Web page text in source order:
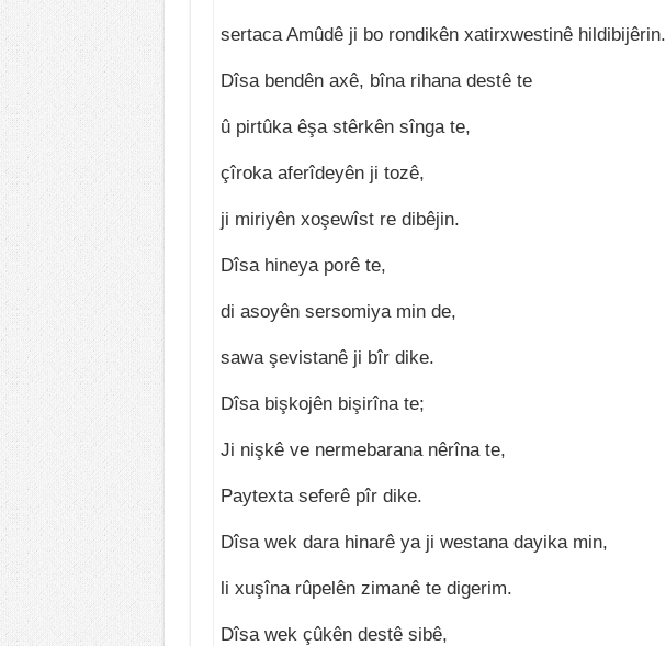
sertaca Amûdê ji bo rondikên xatirxwestinê hildibijêrin.
Dîsa bendên axê, bîna rihana destê te
û pirtûka êşa stêrkên sînga te,
çîroka aferîdeyên ji tozê,
ji miriyên xoşewîst re dibêjin.
Dîsa hineya porê te,
di asoyên sersomiya min de,
sawa şevistanê ji bîr dike.
Dîsa bişkojên bişirîna te;
Ji nişkê ve nermebarana nêrîna te,
Paytexta seferê pîr dike.
Dîsa wek dara hinarê ya ji westana dayika min,
li xuşîna rûpelên zimanê te digerim.
Dîsa wek çûkên destê sibê,